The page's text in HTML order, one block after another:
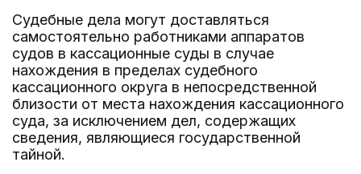
Судебные дела могут доставляться
самостоятельно работниками аппаратов
судов в кассационные суды в случае
нахождения в пределах судебного
кассационного округа в непосредственной
близости от места нахождения кассационного
суда, за исключением дел, содержащих
сведения, являющиеся государственной
тайной.